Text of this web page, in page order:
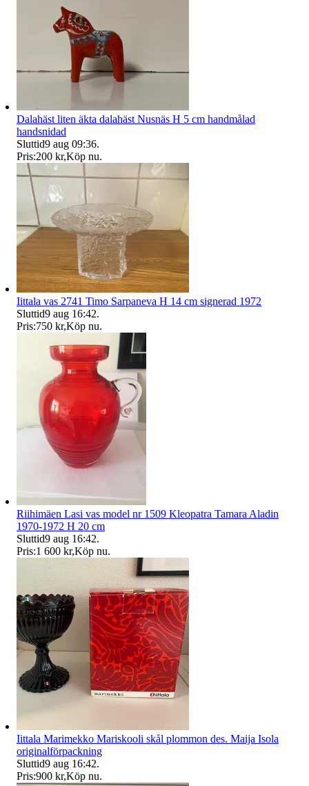
Dalahäst liten äkta dalahäst Nusnäs H 5 cm handmålad
handsnidad
Sluttid9 aug 09:36.
Pris:200 kr,Köp nu.
Iittala vas 2741 Timo Sarpaneva H 14 cm signerad 1972
Sluttid9 aug 16:42.
Pris:750 kr,Köp nu.
Riihimäen Lasi vas model nr 1509 Kleopatra Tamara Aladin
1970-1972 H 20 cm
Sluttid9 aug 16:42.
Pris:1 600 kr,Köp nu.
Iittala Marimekko Mariskooli skål plommon des. Maija Isola
originalförpackning
Sluttid9 aug 16:42.
Pris:900 kr,Köp nu.